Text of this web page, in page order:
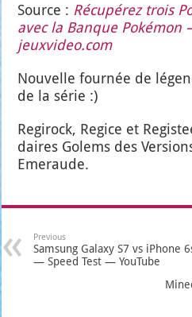
Source : Récu­pé­rez trois
avec la Banque
jeuxvideo.com
Nou­velle four­née de
de la série :)
Regi­rock, Regice et
daires Golems des
Eme­raude.
Previous
Samsung Galaxy S7 vs iPhone
— Speed Test — YouTube